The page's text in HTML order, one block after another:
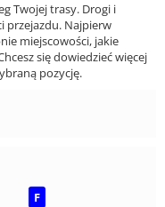
Twojej trasy. Drogi i
przejazdu. Najpierw
miejscowości, jakie
się dowiedzieć więcej
pozycję.
F